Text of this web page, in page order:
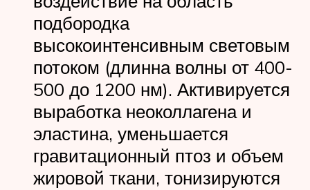
подбородка
высокоинтенсивным световым
потоком (длинна волны от 400-
500 до 1200 нм). Активируется
выработка неоколлагена и
эластина, уменьшается
гравитационный птоз и объем
жировой ткани, тонизируются